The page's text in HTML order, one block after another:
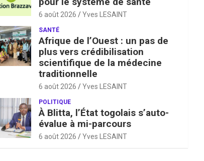
6 août 2026 Yves LESAINT
SANTÉ
Afrique de l’Ouest : un pas de
plus vers crédibilisation
scientifique de la médecine
traditionnelle
6 août 2026 Yves LESAINT
POLITIQUE
À Blitta, l’État togolais s’auto-
évalue à mi-parcours
6 août 2026 Yves LESAINT